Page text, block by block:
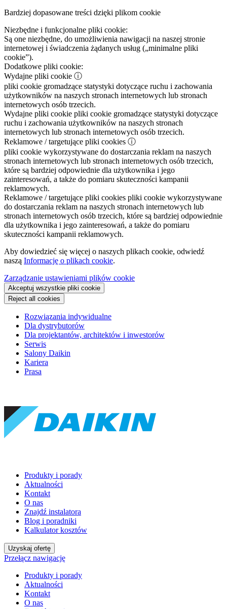
Bardziej dopasowane treści dzięki plikom cookie
Niezbędne i funkcjonalne pliki cookie:
Są one niezbędne, do umożliwienia nawigacji na naszej stronie
internetowej i świadczenia żądanych usług („minimalne pliki
cookie”).
Dodatkowe pliki cookie:
Wydajne pliki cookie ⓘ
pliki cookie gromadzące statystyki dotyczące ruchu i zachowania
użytkowników na naszych stronach internetowych lub stronach
internetowych osób trzecich.
Wydajne pliki cookie pliki cookie gromadzące statystyki dotyczące
ruchu i zachowania użytkowników na naszych stronach
internetowych lub stronach internetowych osób trzecich.
Reklamowe / targetujące pliki cookies ⓘ
pliki cookie wykorzystywane do dostarczania reklam na naszych
stronach internetowych lub stronach internetowych osób trzecich,
które są bardziej odpowiednie dla użytkownika i jego
zainteresowań, a także do pomiaru skuteczności kampanii
reklamowych.
Reklamowe / targetujące pliki cookies pliki cookie wykorzystywane
do dostarczania reklam na naszych stronach internetowych lub
stronach internetowych osób trzecich, które są bardziej odpowiednie
dla użytkownika i jego zainteresowań, a także do pomiaru
skuteczności kampanii reklamowych.
Aby dowiedzieć się więcej o naszych plikach cookie, odwiedź
naszą Informację o plikach cookie.
Zarządzanie ustawieniami plików cookie
Akceptuj wszystkie pliki cookie
Reject all cookies
Rozwiązania indywidualne
Dla dystrybutorów
Dla projektantów, architektów i inwestorów
Serwis
Salony Daikin
Kariera
Prasa
Produkty i porady
Aktualności
Kontakt
O nas
Znajdź instalatora
Blog i poradniki
Kalkulator kosztów
Uzyskaj ofertę
Przełącz nawigację
Produkty i porady
Aktualności
Kontakt
O nas